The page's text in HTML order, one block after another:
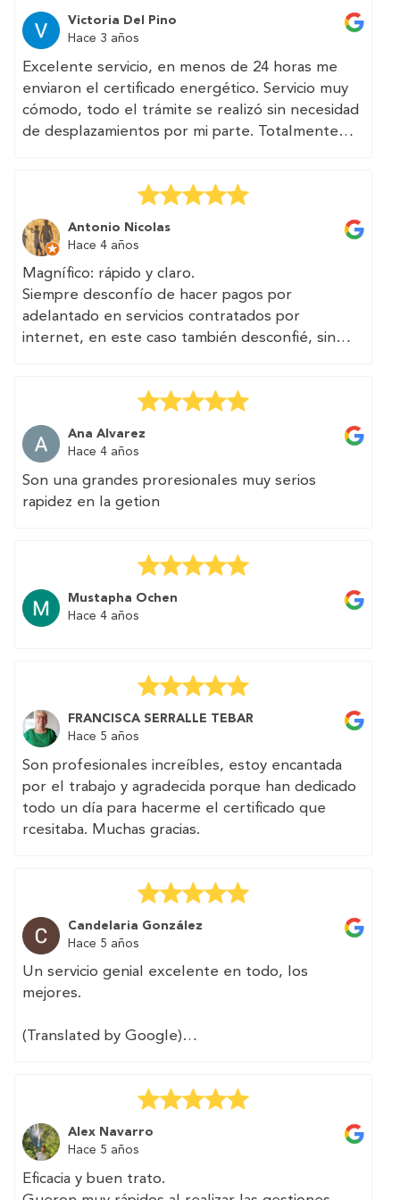
llegan a pedirte 250€.
Todo rápido, transparente, sin trampa, con un
teléfono y un correo accesible. He visto que
TRAMITAN multitud de documentos,
certificados, informes técnicos relacionados con
la vivienda y la edificabilidad. Seguro que en el
Excelente servicio. Página web muy clara y bien
diseñada. Asesoría acertada — especialmente
para quien vive fuera del país y no está
familiarizado con la burocracia española.
Recomendado.
Victoria Del Pino
Hace 3 años
Excelente servicio, en menos de 24 horas me
enviaron el certificado energético. Servicio muy
cómodo, todo el trámite se realizó sin necesidad
de desplazamientos por mi parte. Totalmente
(Translated by Google)
Excellent service, in less than 24 hours they
sent me the energy certificate. Very comfortable
service, the entire procedure was carried out
without the need for travel on my part. Totally
recommended.
Antonio Nicolas
Hace 4 años
Magnífico: rápido y claro.
Siempre desconfío de hacer pagos por
adelantado en servicios contratados por
internet, en este caso también desconfié, sin
Muchas gracias por vuestra excelente atención.
Ana Alvarez
Hace 4 años
Son una grandes proresionales muy serios
rapidez en la getion
Mustapha Ochen
Hace 4 años
FRANCISCA SERRALLE TEBAR
Hace 5 años
Son profesionales increíbles, estoy encantada
por el trabajo y agradecida porque han dedicado
todo un día para hacerme el certificado que
rcesitaba. Muchas gracias.
Candelaria González
Hace 5 años
Un servicio genial excelente en todo, los
mejores.
(Translated by Google)
Alex Navarro
Hace 5 años
Eficacia y buen trato.